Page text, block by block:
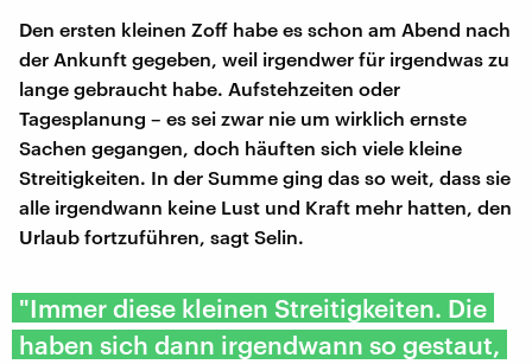
Den ersten kleinen Zoff habe es schon am Abend nach
der Ankunft gegeben, weil irgendwer für irgendwas zu
lange gebraucht habe. Aufstehzeiten oder
Tagesplanung – es sei zwar nie um wirklich ernste
Sachen gegangen, doch häuften sich viele kleine
Streitigkeiten. In der Summe ging das so weit, dass sie
alle irgendwann keine Lust und Kraft mehr hatten, den
Urlaub fortzuführen, sagt Selin.
"Immer diese kleinen Streitigkeiten. Die
haben sich dann irgendwann so gestaut,